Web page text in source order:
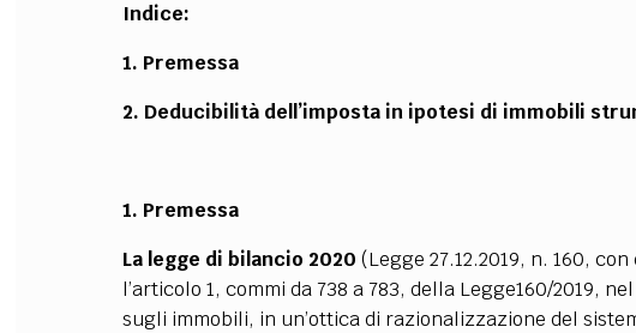
Indice:
1. Premessa
2. Deducibilità dell’imposta in ipotesi di immobili
1. Premessa
La legge di bilancio 2020 (Legge 27.12.2019, n. 160,
l’articolo 1, commi da 738 a 783, della Legge160/2019,
sugli immobili, in un’ottica di razionalizzazione del